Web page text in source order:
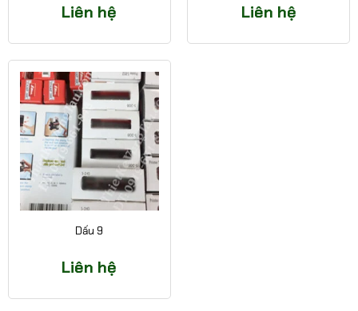
Liên hệ Liên hệ
Dấu 9
Liên hệ